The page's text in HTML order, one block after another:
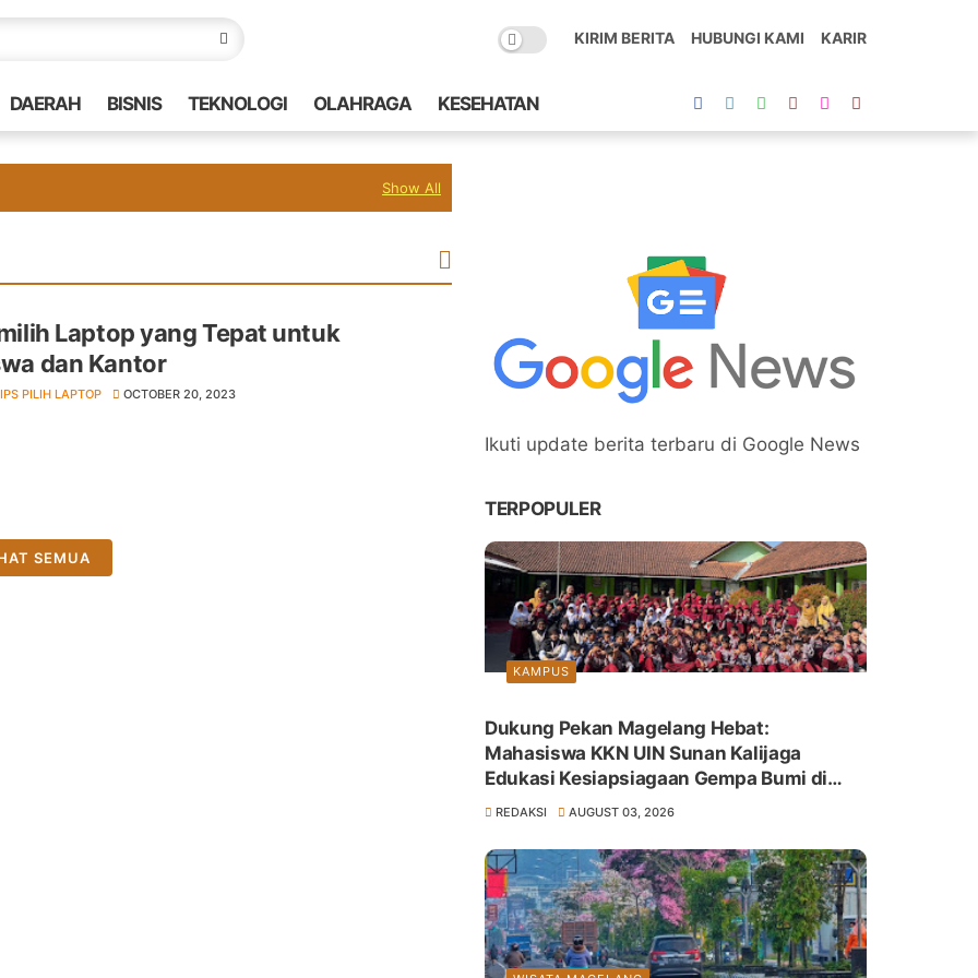
KIRIM BERITA HUBUNGI KAMI KARIR
DAERAH BISNIS TEKNOLOGI OLAHRAGA KESEHATAN
Show All
Laptop yang Tepat untuk
dan Kantor
PILIH LAPTOP OCTOBER 20, 2023
SEMUA
Ikuti update berita terbaru di Google News
TERPOPULER
KAMPUS
Dukung Pekan Magelang Hebat:
Mahasiswa KKN UIN Sunan Kalijaga
Edukasi Kesiapsiagaan Gempa Bumi di
SDN Giyanti
REDAKSI AUGUST 03, 2026